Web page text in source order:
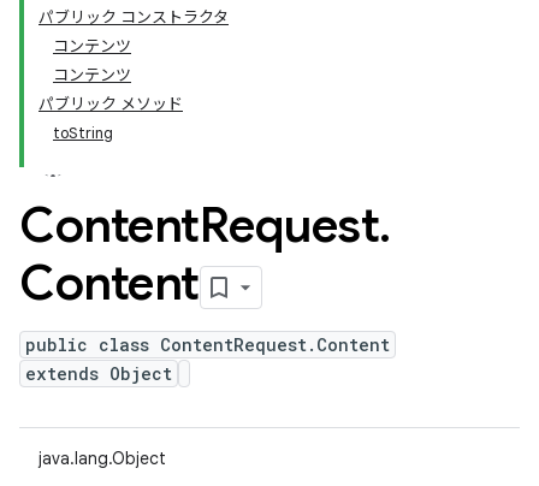
パブリック コンストラクタ
コンテンツ
コンテンツ
パブリック メソッド
toString
ContentRequest.
Content
public class ContentRequest.Content
extends Object
java.lang.Object